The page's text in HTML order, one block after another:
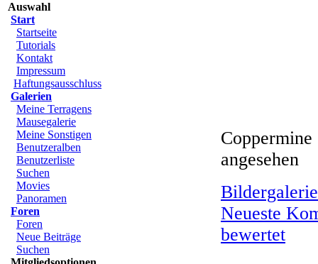
Auswahl
Start
Startseite
Tutorials
Kontakt
Impressum
Haftungsausschluss
Galerien
Meine Terragens
Mausegalerie
Meine Sonstigen
Benutzeralben
Benutzerliste
Suchen
Movies
Panoramen
Foren
Foren
Neue Beiträge
Suchen
Coppermine
angesehen
Neueste
bewertet